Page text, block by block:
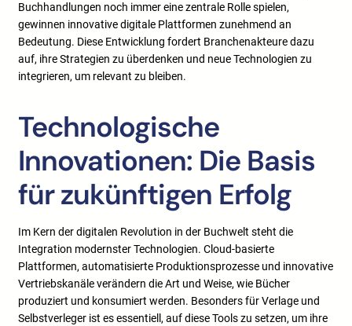
Buchhandlungen noch immer eine zentrale Rolle spielen,
gewinnen innovative digitale Plattformen zunehmend an
Bedeutung. Diese Entwicklung fordert Branchenakteure dazu
auf, ihre Strategien zu überdenken und neue Technologien zu
integrieren, um relevant zu bleiben.
Technologische
Innovationen: Die Basis
für zukünftigen Erfolg
Im Kern der digitalen Revolution in der Buchwelt steht die
Integration modernster Technologien. Cloud-basierte
Plattformen, automatisierte Produktionsprozesse und innovative
Vertriebskanäle verändern die Art und Weise, wie Bücher
produziert und konsumiert werden. Besonders für Verlage und
Selbstverleger ist es essentiell, auf diese Tools zu setzen, um ihre